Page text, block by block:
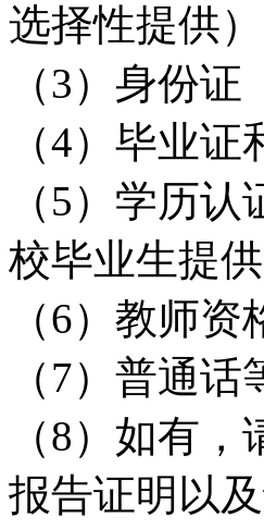
选择性提供）
（3）身份
（4）毕业证
（5）学历
校毕业生提
（6）教师资
（7）普通话
（8）如有
报告证明以